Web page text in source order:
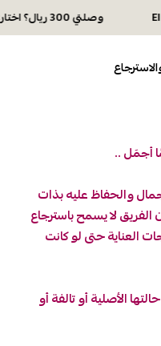
وصلتي 300 ريال؟ اختاري هديتك :🏍 شحن مجاني بكود N28 أو 💸خصم بكود EID26
أجمَل ..
والحفاظ عليه بذات
لا يسمح باسترجاع
العناية حتى لو كانت
الأصلية أو تالفة أو